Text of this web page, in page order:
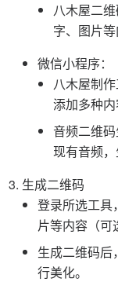
八木屋二
字、图片
微信小程序：
八木屋制
添加多种内
音频二维
现有音频，
生成二维码
登录所选工具
片等内容（可
生成二维码后
行美化。